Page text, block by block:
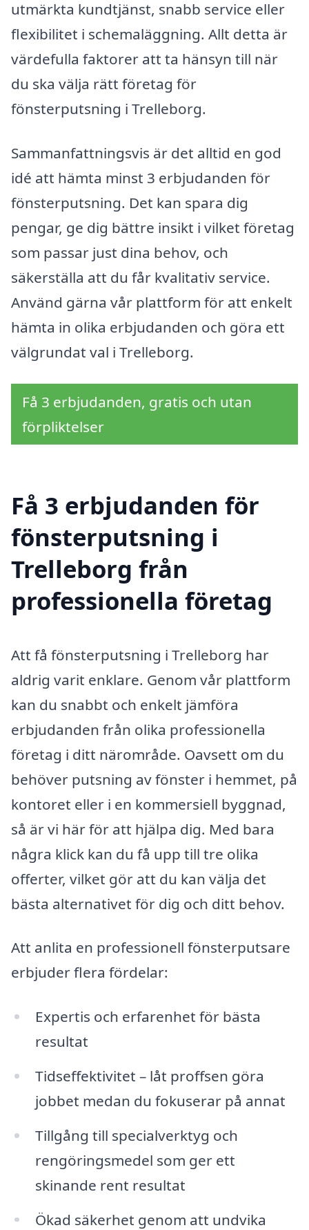
utmärkta kundtjänst, snabb service eller
flexibilitet i schemaläggning. Allt detta är
värdefulla faktorer att ta hänsyn till när
du ska välja rätt företag för
fönsterputsning i Trelleborg.
Sammanfattningsvis är det alltid en god
idé att hämta minst 3 erbjudanden för
fönsterputsning. Det kan spara dig
pengar, ge dig bättre insikt i vilket företag
som passar just dina behov, och
säkerställa att du får kvalitativ service.
Använd gärna vår plattform för att enkelt
hämta in olika erbjudanden och göra ett
välgrundat val i Trelleborg.
Få 3 erbjudanden, gratis och utan
förpliktelser
Få 3 erbjudanden för
fönsterputsning i
Trelleborg från
professionella företag
Att få fönsterputsning i Trelleborg har
aldrig varit enklare. Genom vår plattform
kan du snabbt och enkelt jämföra
erbjudanden från olika professionella
företag i ditt närområde. Oavsett om du
behöver putsning av fönster i hemmet, på
kontoret eller i en kommersiell byggnad,
så är vi här för att hjälpa dig. Med bara
några klick kan du få upp till tre olika
offerter, vilket gör att du kan välja det
bästa alternativet för dig och ditt behov.
Att anlita en professionell fönsterputsare
erbjuder flera fördelar:
Expertis och erfarenhet för bästa
resultat
Tidseffektivitet – låt proffsen göra
jobbet medan du fokuserar på annat
Tillgång till specialverktyg och
rengöringsmedel som ger ett
skinande rent resultat
Ökad säkerhet genom att undvika